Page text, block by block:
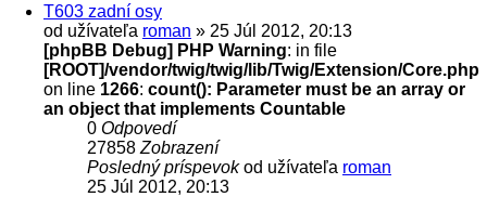
T603 zadní osy
od užívateľa roman » 25 Júl 2012, 20:13
[phpBB Debug] PHP Warning: in file
[ROOT]/vendor/twig/twig/lib/Twig/Extension/Core.php
on line 1266: count(): Parameter must be an array or
an object that implements Countable
0 Odpovedí
27858 Zobrazení
Posledný príspevokod užívateľa roman
25 Júl 2012, 20:13